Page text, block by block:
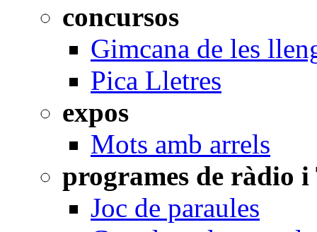
concursos
Gimcana de les
Pica Lletres
expos
Mots amb arrels
programes de ràdio
Joc de paraules